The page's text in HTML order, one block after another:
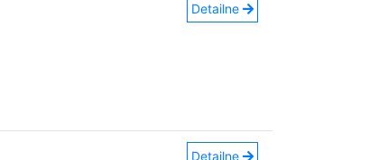
Detailne
Detailne